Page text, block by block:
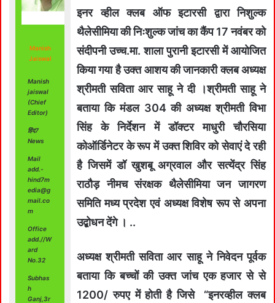
Manish
Jaiswal
Manish
jaiswal
(Chief
Editor)
हिंद7
News
Mail
add.-
hind7m
edia@g
mail.co
m
Office
add.//W
ard
No.32
Subhas
h
Ganj,3r
इनर व्हील क्लब ऑफ इटारसी द्वारा निशुल्क
थैलेसीमिया की निःशुल्क जांच का कैंप 17 नवंबर को
संदीपनी उच्च.मा. शाला पुरानी इटारसी में आयोजित
किया गया है उक्त आशय की जानकारी क्लब अध्यक्ष
श्रीमती सविता आर साहू ने दी ।श्रीमती साहू ने
बताया कि मंडल 304 की अध्यक्ष श्रीमती विभा
सिंह के निर्देशन में डॉक्टर माधुरी चौरसिया
कोऑर्डिनेटर के रूप में उक्त शिविर को सेवाएं दे रही
है जिसमें डॉ खुशबू अग्रवाल और सत्येंद्र सिंह
राठौड़ नीमच संरक्षक थैलेसीमिया जन जागरण
समिति मध्य प्रदेश एवं अध्यक्ष विशेष रूप से अपना
उद्बोधन देंगे । ..
अध्यक्ष श्रीमती सविता आर साहू ने निवेदन पूर्वक
बताया कि बच्चों की उक्त जांच एक हजार से से
1200/ रुपए में होती है जिसे “इनरव्हील क्लब